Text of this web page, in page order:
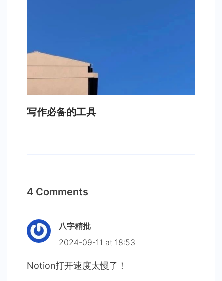
写作必备的工具
4 Comments
八字精批
2024-09-11 at 18:53
Notion打开速度太慢了！